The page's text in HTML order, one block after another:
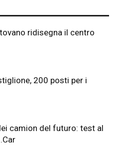
ridisegna il centro
200 posti per i
camion del futuro: test al